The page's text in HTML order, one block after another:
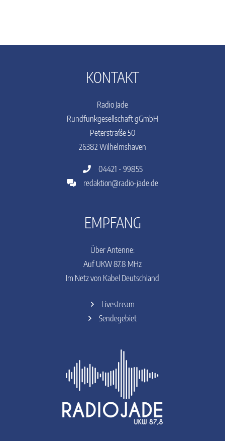
KONTAKT
Radio Jade
Rundfunkgesellschaft gGmbH
Peterstraße 50
26382 Wilhelmshaven
04421 - 99855
redaktion@radio-jade.de
EMPFANG
Über Antenne:
Auf UKW 87.8 MHz
Im Netz von Kabel Deutschland
Livestream
Sendegebiet